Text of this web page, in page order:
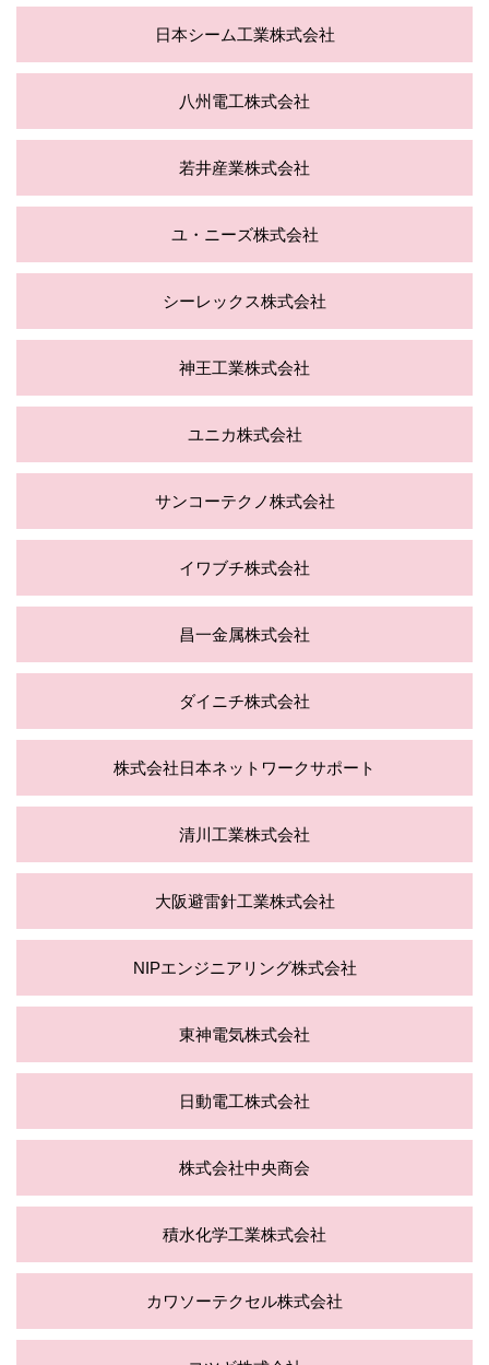
日本シーム工業株式会社
八州電工株式会社
若井産業株式会社
ユ・ニーズ株式会社
シーレックス株式会社
神王工業株式会社
ユニカ株式会社
サンコーテクノ株式会社
イワブチ株式会社
昌一金属株式会社
ダイニチ株式会社
株式会社日本ネットワークサポート
清川工業株式会社
大阪避雷針工業株式会社
NIPエンジニアリング株式会社
東神電気株式会社
日動電工株式会社
株式会社中央商会
積水化学工業株式会社
カワソーテクセル株式会社